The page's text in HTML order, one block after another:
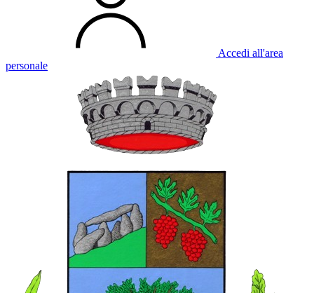
Accedi all'area
personale